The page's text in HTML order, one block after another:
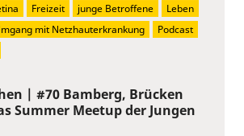
| #70 Bamberg, Brücken
Summer Meetup der Jungen
Freizeit junge Betroffene
Leben
mit Netzhauterkrankung
Podcast